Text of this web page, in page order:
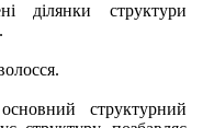
ділянки структури
структурний